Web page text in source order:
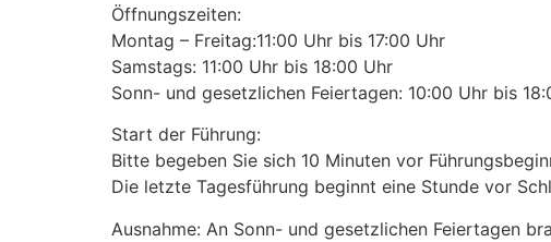
Öffnungszeiten:
Montag – Freitag:11:00 Uhr bis 17:00 Uhr
Samstags: 11:00 Uhr bis 18:00 Uhr
Sonn- und gesetzlichen Feiertagen: 10:00 Uhr bis
Start der Führung:
Bitte begeben Sie sich 10 Minuten vor
Die letzte Tagesführung beginnt eine Stunde vor
Ausnahme: An Sonn- und gesetzlichen Feiertagen